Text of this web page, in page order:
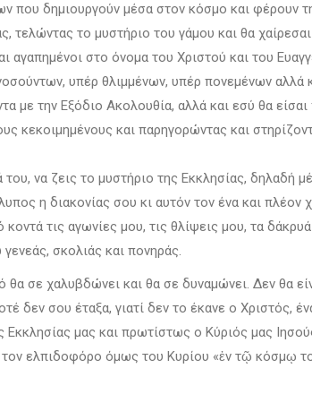
που δημιουργούν μέσα στον κόσμο και φέρουν
τελώντας το μυστήριο του γάμου και θα
αγαπημένοι στο όνομα του Χριστού και του
υπέρ θλιμμένων, υπέρ πονεμένων αλλά
με την Εξόδιο Ακολουθία, αλλά και εσύ θα
κεκοιμημένους και παρηγορώντας και
να ζεις το μυστήριο της Εκκλησίας, δηλαδή
η διακονίας σου κι αυτόν τον ένα και
τις αγωνίες μου, τις θλίψεις μου, τα
σκολιάς και πονηράς.
σε χαλυβδώνει και θα σε δυναμώνει. Δεν θα
δεν σου έταξα, γιατί δεν το έκανε ο Χριστός,
Εκκλησίας μας και πρωτίστως ο Κύριός μας
ελπιδοφόρο όμως του Κυρίου «ἐν τῷ κόσμῳ